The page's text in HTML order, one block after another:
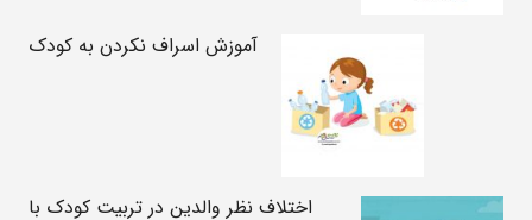
آموزش اسراف نکردن به کودک
اختلاف نظر والدین در تربیت کودک با